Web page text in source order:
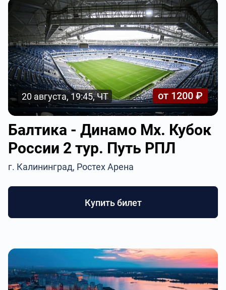
20 августа, 19:45, ЧТ от 1200 ₽
Балтика - Динамо Мх. Кубок
России 2 тур. Путь РПЛ
г. Калининград, Ростех Арена
Купить билет